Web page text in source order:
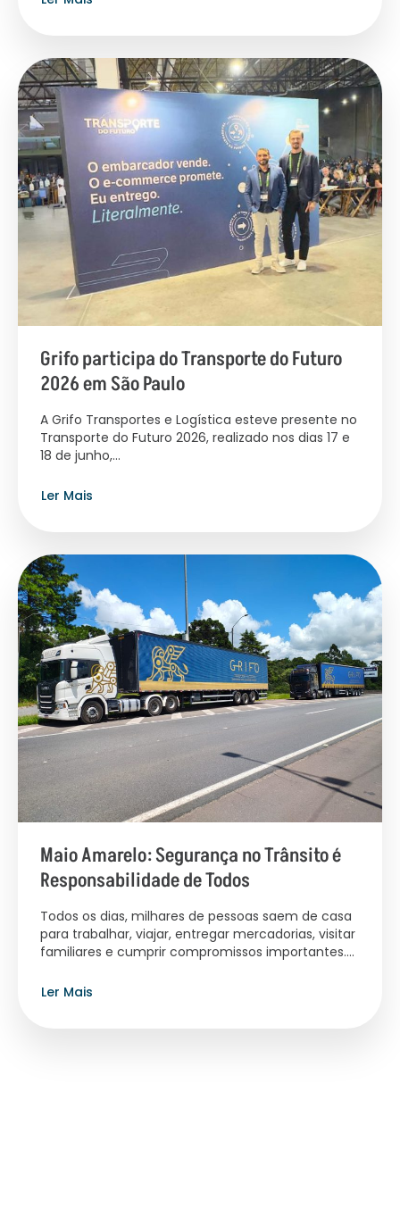
Grifo participa do Transporte do Futuro
2026 em São Paulo
A Grifo Transportes e Logística esteve presente no
Transporte do Futuro 2026, realizado nos dias 17 e
18 de junho,...
Ler Mais
Maio Amarelo: Segurança no Trânsito é
Responsabilidade de Todos
Todos os dias, milhares de pessoas saem de casa
para trabalhar, viajar, entregar mercadorias, visitar
familiares e cumprir compromissos importantes....
Ler Mais